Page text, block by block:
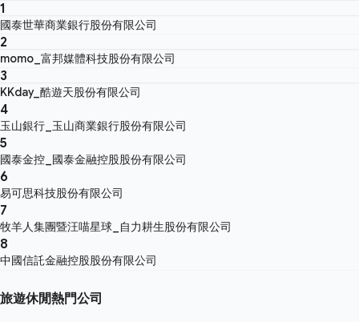
1
國泰世華商業銀行股份有限公司
2
momo_富邦媒體科技股份有限公司
3
KKday_酷遊天股份有限公司
4
玉山銀行_玉山商業銀行股份有限公司
5
國泰金控_國泰金融控股股份有限公司
6
易可思科技股份有限公司
7
牧羊人集團暨汪喵星球_自力耕生股份有限公司
8
中國信託金融控股股份有限公司
旅遊休閒熱門公司